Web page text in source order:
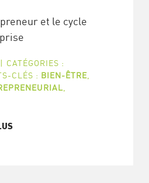
et le cycle
| CATÉGORIES :
CLÉS : BIEN-ÊTRE,